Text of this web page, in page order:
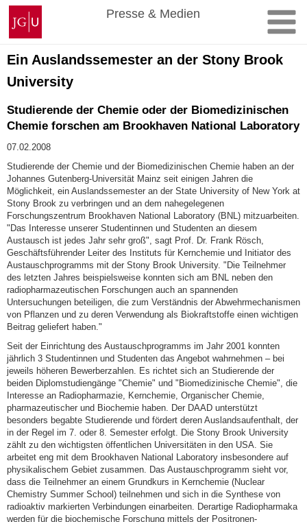
Zum
Inhalt
springen
Johannes
Gutenberg-
Universität
Mainz
Presse & Medien
Ein Auslandssemester an der Stony Brook
University
Studierende der Chemie oder der Biomedizinischen
Chemie forschen am Brookhaven National Laboratory
07.02.2008
Studierende der Chemie und der Biomedizinischen Chemie haben an der
Johannes Gutenberg-Universität Mainz seit einigen Jahren die
Möglichkeit, ein Auslandssemester an der State University of New York at
Stony Brook zu verbringen und an dem nahegelegenen
Forschungszentrum Brookhaven National Laboratory (BNL) mitzuarbeiten.
"Das Interesse unserer Studentinnen und Studenten an diesem
Austausch ist jedes Jahr sehr groß", sagt Prof. Dr. Frank Rösch,
Geschäftsführender Leiter des Instituts für Kernchemie und Initiator des
Austauschprogramms mit der Stony Brook University. "Die Teilnehmer
des letzten Jahres beispielsweise konnten sich am BNL neben den
radiopharmazeutischen Forschungen auch an spannenden
Untersuchungen beteiligen, die zum Verständnis der Abwehrmechanismen
von Pflanzen und zu deren Verwendung als Biokraftstoffe einen wichtigen
Beitrag geliefert haben."
Seit der Einrichtung des Austauschprogramms im Jahr 2001 konnten
jährlich 3 Studentinnen und Studenten das Angebot wahrnehmen – bei
jeweils höheren Bewerberzahlen. Es richtet sich an Studierende der
beiden Diplomstudiengänge "Chemie" und "Biomedizinische Chemie", die
Interesse an Radiopharmazie, Kernchemie, Organischer Chemie,
pharmazeutischer und Biochemie haben. Der DAAD unterstützt
besonders begabte Studierende und fördert deren Auslandsaufenthalt, der
in der Regel im 7. oder 8. Semester erfolgt. Die Stony Brook University
zählt zu den wichtigsten öffentlichen Universitäten in den USA. Sie
arbeitet eng mit dem Brookhaven National Laboratory insbesondere auf
physikalischem Gebiet zusammen. Das Austauschprogramm sieht vor,
dass die Teilnehmer an einem Grundkurs in Kernchemie (Nuclear
Chemistry Summer School) teilnehmen und sich in die Synthese von
radioaktiv markierten Verbindungen einarbeiten. Derartige Radiopharmaka
werden für die biochemische Forschung mittels der Positronen-